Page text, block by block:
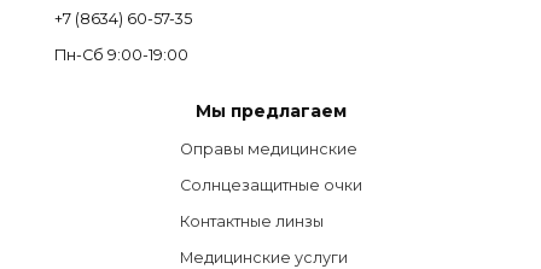
+7 (8634) 60-57-35
Пн-Сб 9:00-19:00
Мы предлагаем
Оправы медицинские
Солнцезащитные очки
Контактные линзы
Медицинские услуги